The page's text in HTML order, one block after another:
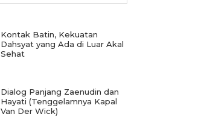
Kontak Batin, Kekuatan
Dahsyat yang Ada di Luar Akal
Sehat
Dialog Panjang Zaenudin dan
Hayati (Tenggelamnya Kapal
Van Der Wick)